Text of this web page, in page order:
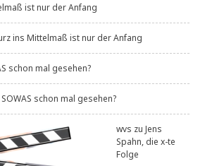
ist nur der Anfang
ins Mittelmaß ist nur der Anfang
schon mal gesehen?
schon mal gesehen?
wvs zuJens
Spahn, die x-te
Folge